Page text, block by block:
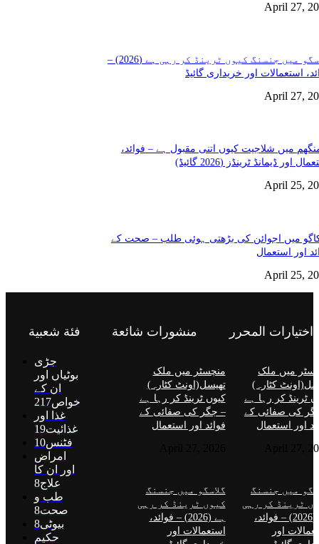
April 27,
گلاسگو میں جنسنگ کیوں ٹرینڈ کر رہی ہے (2026) –
استعمالات اور خریداری گائیڈ
April 27,
میں شلاجیت کیوں اتنی مقبول ہے – فوائد،
اور ڈیمانڈ ٹرینڈز (2026 گائیڈ)
April 25,
میں اجوائن کی بڑھتی ہوئی طلب – صحت کے
اور استعمال
April 25,
اختيارات المحرر
میں ملک
کٹارہ)
ٹرینڈ کر رہا ہے
کی صفائی کے
اور استعمال
April 27,
میں جنسنگ
ٹرینڈ کر رہی
ہے (2026) – فوائد،
اور
منشورات شائعة
منچسٹر میں ملک
تھیسل(اونٹ کٹارہ)
کیوں ٹرینڈ کر رہا ہے
– جگر کی صفائی کے
فوائد اور استعمال
گلاسگو میں جنسنگ
کیوں ٹرینڈ کر رہی
ہے (2026) – فوائد،
استعمالات اور
فئة شعبية
جڑی
بوٹیاں اور
ان کے
خواص217
غذا اور
غذائیت19
فٹنس10
امراض
اور ان کا
علاج8
طب و
صحت8
بیوٹی8
حکیم